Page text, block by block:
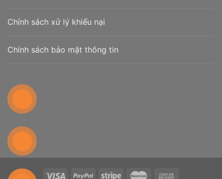
Chính sách xử lý khiếu nại
Chính sách bảo mật thông tin